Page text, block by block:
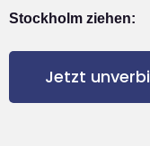
Stockholm ziehen:
Jetzt